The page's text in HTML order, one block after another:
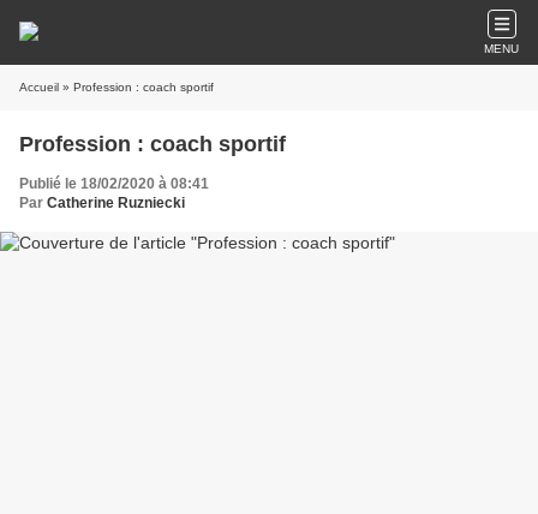
MENU
Accueil » Profession : coach sportif
Profession : coach sportif
Publié le 18/02/2020 à 08:41
Par Catherine Ruzniecki